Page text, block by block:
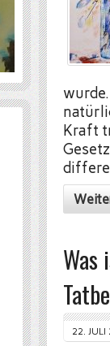
Kraft
Was
22. JULI